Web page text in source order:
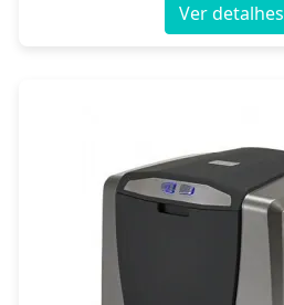
Ver detalhes